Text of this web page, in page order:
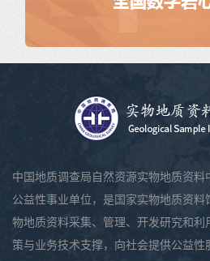
中国地质调查局自然资源实物地质资
公益性事业单位，是国家实物地质资
物地质资料采集、管理、开发研究和
策与业务技术支撑，向社会提供公益性